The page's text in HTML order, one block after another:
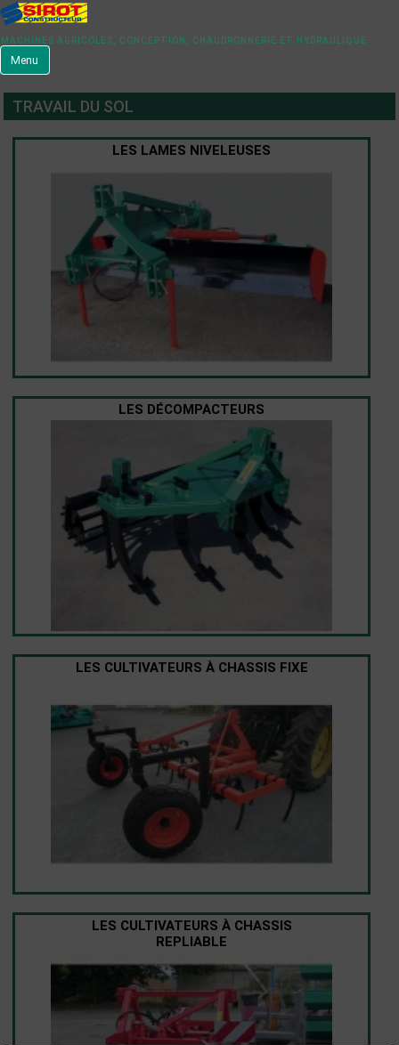
MACHINES AGRICOLES, CONCEPTION, CHAUDRONNERIE ET HYDRAULIQUE
Menu
TRAVAIL DU SOL
LES LAMES NIVELEUSES
LES DÉCOMPACTEURS
LES CULTIVATEURS À CHASSIS FIXE
LES CULTIVATEURS À CHASSIS
REPLIABLE